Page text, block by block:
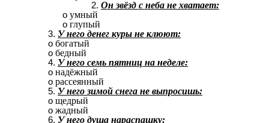
Он звёзд с неба не хватает:
умный
глупый
У него денег куры не клюют:
богатый
бедный
У него семь пятниц на неделе:
надёжный
рассеянный
У него зимой снега не выпросишь:
щедрый
жадный
У него душа нараспашку: